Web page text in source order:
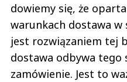
dowiemy się, że
warunkach dostawa
jest rozwiązaniem tej
dostawa odbywa tego
zamówienie. Jest to